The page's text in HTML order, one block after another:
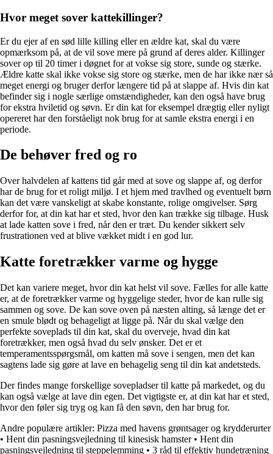
Hvor meget sover kattekillinger?
Er du ejer af en sød lille killing eller en ældre kat, skal du være
opmærksom på, at de vil sove mere på grund af deres alder. Killinger
sover op til 20 timer i døgnet for at vokse sig store, sunde og stærke.
Ældre katte skal ikke vokse sig store og stærke, men de har ikke nær så
meget energi og bruger derfor længere tid på at slappe af. Hvis din kat
befinder sig i nogle særlige omstændigheder, kan den også have brug
for ekstra hviletid og søvn. Er din kat for eksempel drægtig eller nyligt
opereret har den forståeligt nok brug for at samle ekstra energi i en
periode.
De behøver fred og ro
Over halvdelen af kattens tid går med at sove og slappe af, og derfor
har de brug for et roligt miljø. I et hjem med travlhed og eventuelt børn
kan det være vanskeligt at skabe konstante, rolige omgivelser. Sørg
derfor for, at din kat har et sted, hvor den kan trække sig tilbage. Husk
at lade katten sove i fred, når den er træt. Du kender sikkert selv
frustrationen ved at blive vækket midt i en god lur.
Katte foretrækker varme og hygge
Det kan variere meget, hvor din kat helst vil sove. Fælles for alle katte
er, at de foretrækker varme og hyggelige steder, hvor de kan rulle sig
sammen og sove. De kan sove oven på næsten alting, så længe det er
en smule blødt og behageligt at ligge på. Når du skal vælge den
perfekte soveplads til din kat, skal du overveje, hvad din kat
foretrækker, men også hvad du selv ønsker. Det er et
temperamentsspørgsmål, om katten må sove i sengen, men det kan
sagtens lade sig gøre at lave en behagelig seng til din kat andetsteds.
Der findes mange forskellige sovepladser til katte på markedet, og du
kan også vælge at lave din egen. Det vigtigste er, at din kat har et sted,
hvor den føler sig tryg og kan få den søvn, den har brug for.
Andre populære artikler: Pizza med havens grøntsager og krydderurter
• Hent din pasningsvejledning til kinesisk hamster• Hent din
pasningsvejledning til steppelemming • 3 råd til effektiv hundetræning